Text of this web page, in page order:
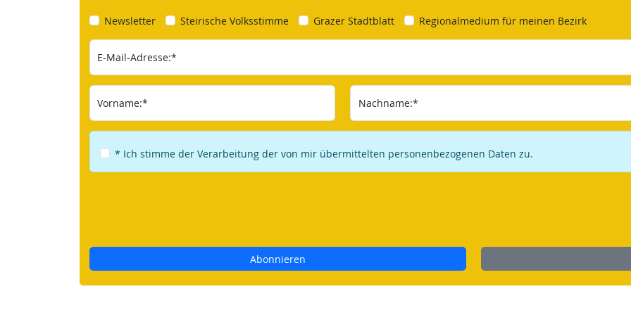
Newsletter
Steirische Volksstimme Grazer Stadtblatt Regionalmedium für meinen Bezirk
E-Mail-Adresse:*
Vorname:* Nachname:*
* Ich stimme der Verarbeitung der von mir übermittelten personenbezogenen Daten zu.
Abonnieren